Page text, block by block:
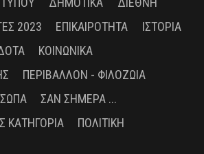
2023 ΕΠΙΚΑΙΡΌΤΗΤΑ
ΙΣΤΟΡΊΑ
ΚΟΙΝΩΝΙΚΆ
ΠΕΡΙΒΆΛΛΟΝ - ΦΙΛΟΖΩΊΑ
ΣΑΝ ΣΉΜΕΡΑ ...
ΚΑΤΗΓΟΡΊΑ ΠΟΛΙΤΙΚΉ